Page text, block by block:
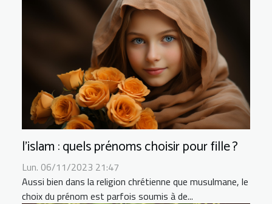
l’islam : quels prénoms choisir pour fille ?
Lun. 06/11/2023 21:47
Aussi bien dans la religion chrétienne que musulmane, le
choix du prénom est parfois soumis à de...